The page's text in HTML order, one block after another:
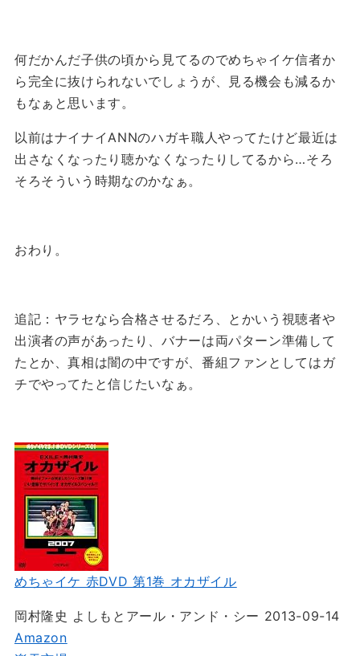
何だかんだ子供の頃から見てるのでめちゃイケ信者か
ら完全に抜けられないでしょうが、見る機会も減るか
もなぁと思います。
以前はナイナイANNのハガキ職人やってたけど最近は
出さなくなったり聴かなくなったりしてるから…そろ
そろそういう時期なのかなぁ。
おわり。
追記：ヤラセなら合格させるだろ、とかいう視聴者や
出演者の声があったり、バナーは両パターン準備して
たとか、真相は闇の中ですが、番組ファンとしてはガ
チでやってたと信じたいなぁ。
めちゃイケ 赤DVD 第1巻 オカザイル
岡村隆史 よしもとアール・アンド・シー 2013-09-14
Amazon